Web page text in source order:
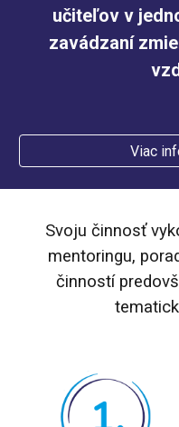
učiteľov v
zavádzaní
Viac
Svoju činnosť
mentoringu,
činností